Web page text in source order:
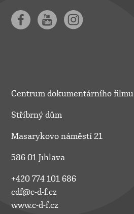
Centrum dokumentárního filmu
Stříbrný dům
Masarykovo náměstí 21
586 01 Jihlava
+420 774 101 686
cdf@c-d-f.cz
www.c-d-f.cz